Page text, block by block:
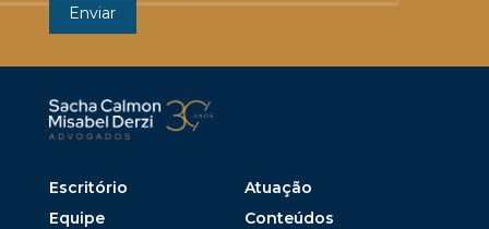
Escritório
Atuação
Equipe
Conteúdos